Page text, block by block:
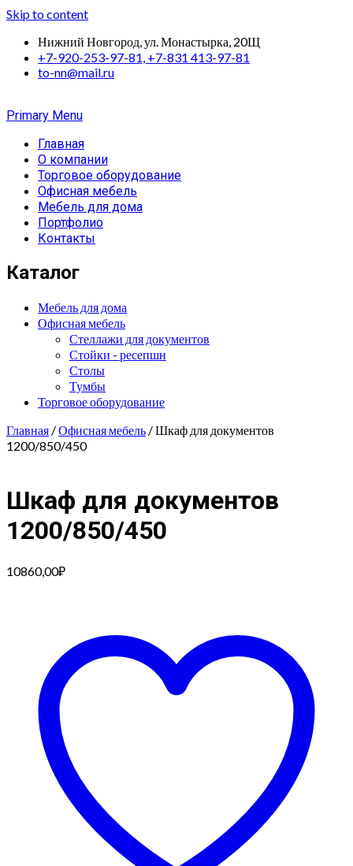
Skip to content
Нижний Новгород, ул. Монастырка, 20Щ
+7-920-253-97-81, +7-831 413-97-81
to-nn@mail.ru
Primary Menu
Главная
О компании
Торговое оборудование
Офисная мебель
Мебель для дома
Портфолио
Контакты
Каталог
Мебель для дома
Офисная мебель
Стеллажи для документов
Стойки - ресепшн
Столы
Тумбы
Торговое оборудование
Главная /Офисная мебель / Шкаф для документов
1200/850/450
Шкаф для документов
1200/850/450
10860,00₽